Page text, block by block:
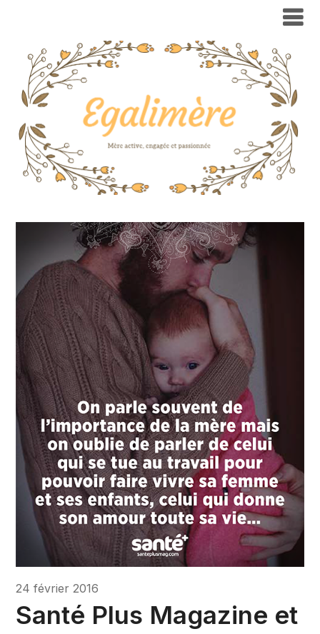
24 février 2016
Santé Plus Magazine et